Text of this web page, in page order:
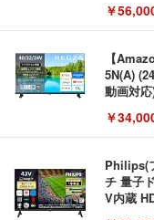
￥
【
5N(A)
動画対
￥
Philips(
チ 量子
V内蔵